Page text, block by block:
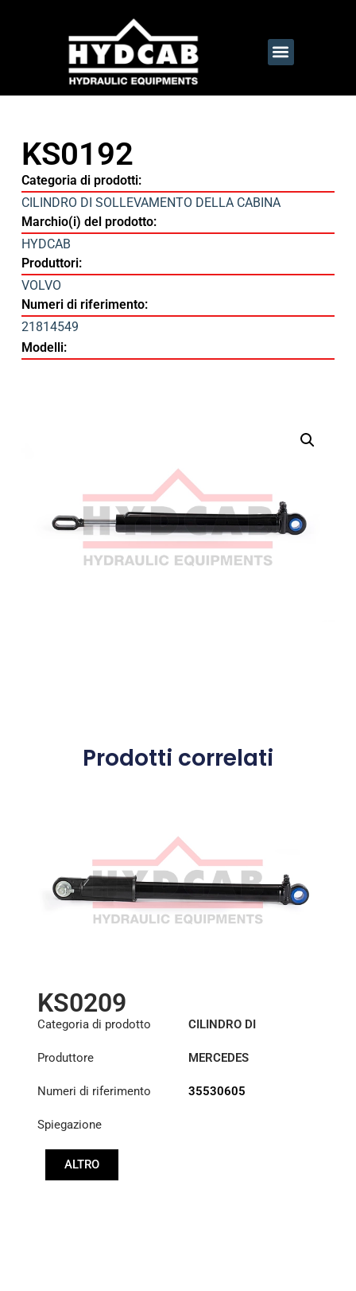
KS0192
Categoria di prodotti:
CILINDRO DI SOLLEVAMENTO DELLA CABINA
Marchio(i) del prodotto:
HYDCAB
Produttori:
VOLVO
Numeri di riferimento:
21814549
Modelli:
Prodotti correlati
KS0209
Categoria di prodotto
CILINDRO DI
CABINA
Produttore MERCEDES
Numeri di riferimento 35530605
Spiegazione
ALTRO